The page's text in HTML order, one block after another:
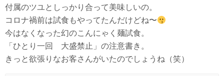
付属のツユとしっかり合って美味しいの。
コロナ禍前は試食もやってたんだけどね〜
今はなくなった幻のこんにゃく麺試食。
「ひとり一回 大盛禁止」の注意書き。
きっと欲張りなお客さんがいたのでしょうね（笑）